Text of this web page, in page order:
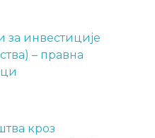
инвестиције
– правна
кроз